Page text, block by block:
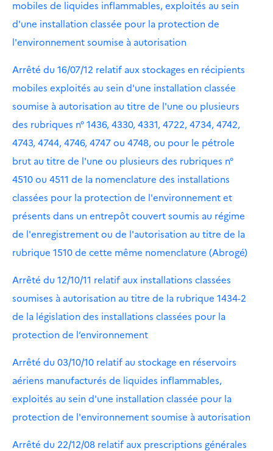
mobiles de liquides inflammables, exploités au sein
d'une installation classée pour la protection de
l'environnement soumise à autorisation
Arrêté du 16/07/12 relatif aux stockages en récipients
mobiles exploités au sein d'une installation classée
soumise à autorisation au titre de l'une ou plusieurs
des rubriques n° 1436, 4330, 4331, 4722, 4734, 4742,
4743, 4744, 4746, 4747 ou 4748, ou pour le pétrole
brut au titre de l'une ou plusieurs des rubriques n°
4510 ou 4511 de la nomenclature des installations
classées pour la protection de l'environnement et
présents dans un entrepôt couvert soumis au régime
de l'enregistrement ou de l'autorisation au titre de la
rubrique 1510 de cette même nomenclature (Abrogé)
Arrêté du 12/10/11 relatif aux installations classées
soumises à autorisation au titre de la rubrique 1434-2
de la législation des installations classées pour la
protection de l’environnement
Arrêté du 03/10/10 relatif au stockage en réservoirs
aériens manufacturés de liquides inflammables,
exploités au sein d'une installation classée pour la
protection de l'environnement soumise à autorisation
Arrêté du 22/12/08 relatif aux prescriptions générales